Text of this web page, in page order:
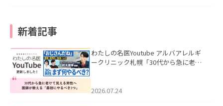
新着記事
わたしの名医Youtube アルバアレルギ
ークリニック札幌「30代から急に老け
た。
2026.07.24